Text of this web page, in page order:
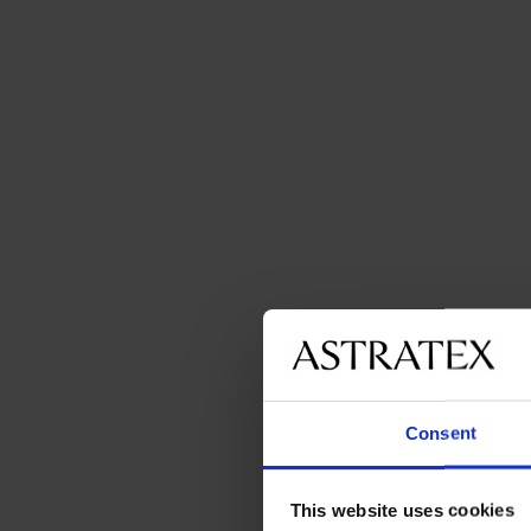
Consent
This website uses cookies